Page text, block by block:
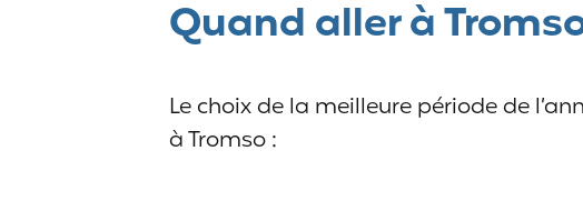
Quand aller à
Le choix de la meilleure période de
à Tromso :